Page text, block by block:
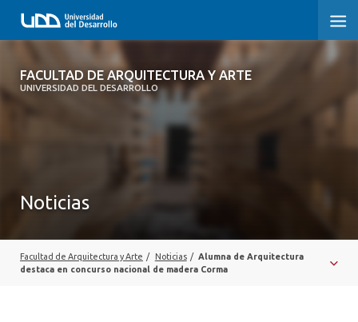
FACULTAD DE ARQUITECTURA Y ARTE
UNIVERSIDAD DEL DESARROLLO
FACULTAD DE ARQUITECTURA Y ARTE
MAGÍSTER
Noticias
Facultad de Arquitectura y Arte / Noticias / Alumna de Arquitectura
destaca en concurso nacional de madera Corma